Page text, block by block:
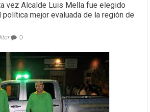
vez Alcalde Luis Mella fue elegido
política mejor evaluada de la región de
0